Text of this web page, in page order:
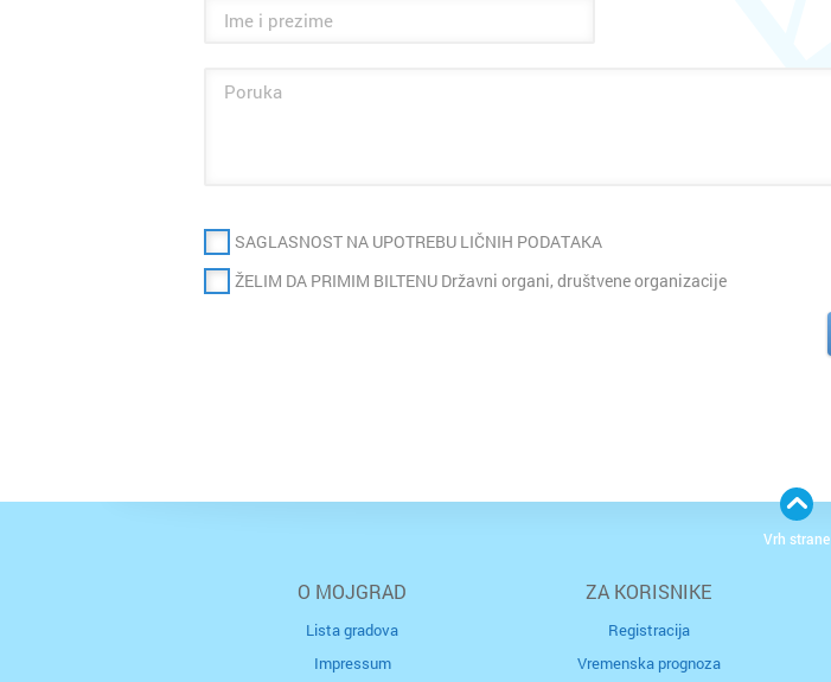
SAGLASNOST NA UPOTREBU LIČNIH PODATAKA
ŽELIM DA PRIMIM BILTENU Državni organi, društvene organizacije
O MOJGRAD
Lista gradova
Impressum
ZA KORISNIKE
Registracija
Vremenska prognoza
Vrh strane